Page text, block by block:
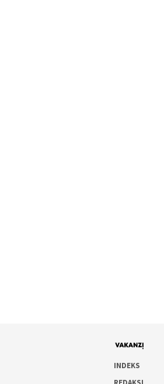
INDEKS